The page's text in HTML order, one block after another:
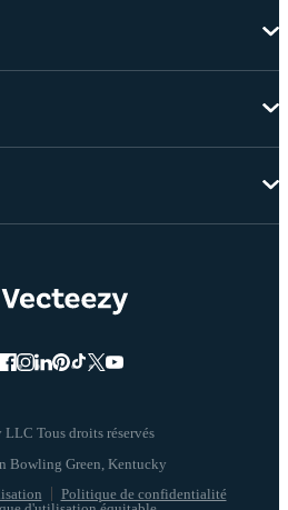
Tous droits réservés
Politique de confidentialité